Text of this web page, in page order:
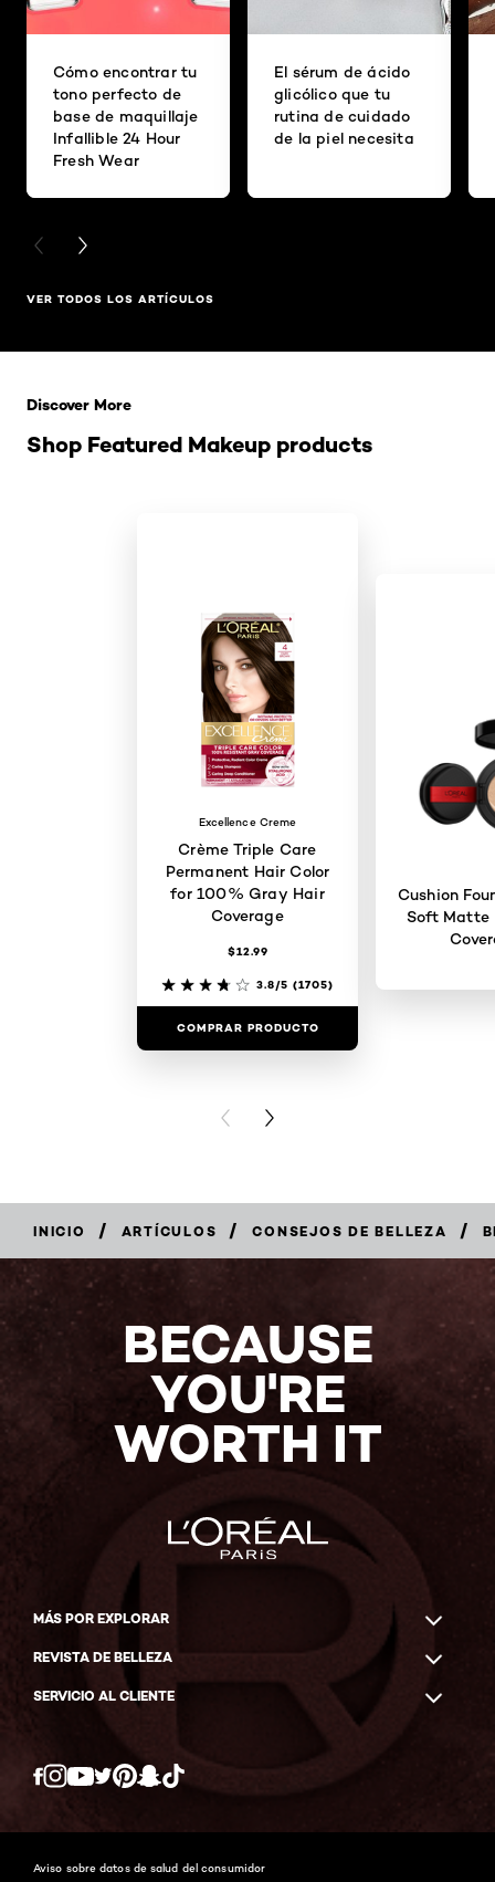
Cómo encontrar tu
tono perfecto de
base de maquillaje
Infallible 24 Hour
Fresh Wear
El sérum de ácido
glicólico que tu
rutina de cuidado
de la piel necesita
PREVIOUS CARD
NEXT CARD
VER TODOS LOS ARTÍCULOS
Shop Featured Makeup products
Discover More
Excellence Creme
Crème Triple Care
Permanent Hair Color
for 100% Gray Hair
Coverage
$12.99
3.8/5 (1705)
COMPRAR PRODUCTO
Cushion
Soft Matte
PREVIOUS CARD
NEXT CARD
INICIO / ARTÍCULOS / CONSEJOS DE BELLEZA /
BECAUSE
YOU'RE
WORTH IT
MÁS POR EXPLORAR
REVISTA DE BELLEZA
SERVICIO AL CLIENTE
Aviso sobre datos de salud del consumidor